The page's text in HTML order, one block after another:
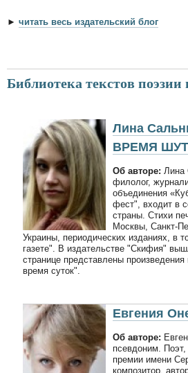
► читать весь издательский блог
Библиотека текстов
Лина
ВРЕМЯ
Об авторе: Лина
филолог,
объединения
фест", входит в
страны. Стихи
Москвы, Санкт-
Украины, периодических изданиях, в
газете". В издательстве "Скифия"
странице представлены
время суток".
Евгения
Об авторе:
псевдоним.
премии имени
композитор,